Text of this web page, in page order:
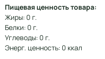
Пищевая ценность товара:
Жиры: 0 г.
Белки: 0 г.
Углеводы: 0 г.
Энерг. ценность: 0 ккал